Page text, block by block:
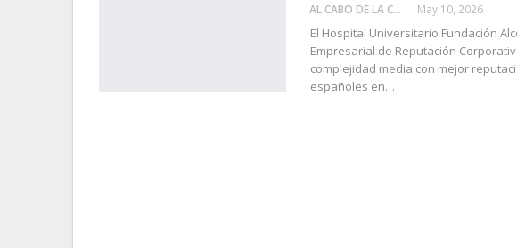
AL CABO DE LA CALLE May 10, 2026
El Hospital Universitario Fundación
Empresarial de Reputación
complejidad media con mejor
españoles en…